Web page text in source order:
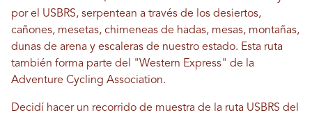
por el USBRS, serpentean a través de los desiertos,
cañones, mesetas, chimeneas de hadas, mesas, montañas,
dunas de arena y escaleras de nuestro estado. Esta ruta
también forma parte del "Western Express" de la
Adventure Cycling Association.
Decidí hacer un recorrido de muestra de la ruta USBRS del